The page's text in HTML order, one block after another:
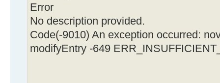
Error
No description provided.
Code(-9010) An exception occurred:
modifyEntry -649